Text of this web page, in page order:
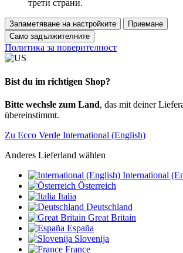
трети страни.
Запаметяване на настройките
Приемане
Само задължителните
Политика за поверителност
Bist du im richtigen Shop?
Bitte wechsle zum Land, das mit deiner
übereinstimmt.
Zu Ecco Verde International (English)
Anderes Lieferland wählen
International
Österreich
Italia
Deutschland
Great Britain
España
Slovenija
France